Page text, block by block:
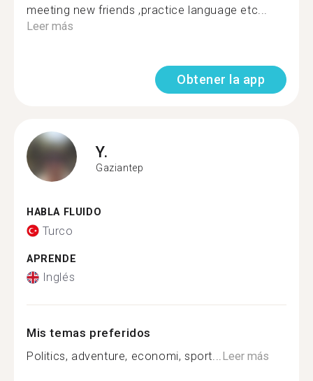
meeting new friends ,practice language etc...
Leer más
Obtener la app
Y.
Gaziantep
HABLA FLUIDO
Turco
APRENDE
Inglés
Mis temas preferidos
Politics, adventure, economi, sport...Leer más